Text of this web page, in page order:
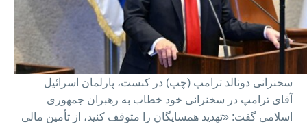
سخنرانی دونالد ترامپ (چپ) در کنست، پارلمان اسرائیل
آقای ترامپ در سخنرانی خود خطاب به رهبران جمهوری
اسلامی گفت: «تهدید همسایگان را متوقف کنید، از تأمین مالی